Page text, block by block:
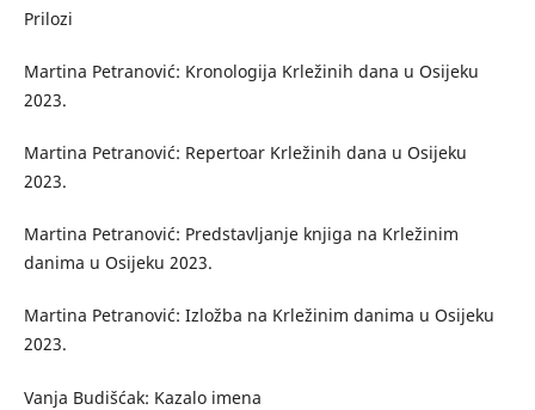
Prilozi
Martina Petranović: Kronologija Krležinih dana u Osijeku
2023.
Martina Petranović: Repertoar Krležinih dana u Osijeku
2023.
Martina Petranović: Predstavljanje knjiga na Krležinim
danima u Osijeku 2023.
Martina Petranović: Izložba na Krležinim danima u Osijeku
2023.
Vanja Budišćak: Kazalo imena